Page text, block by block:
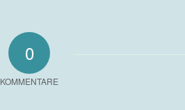
0
KOMMENTARE